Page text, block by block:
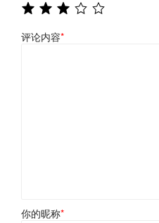
评论内容*
你的昵称*